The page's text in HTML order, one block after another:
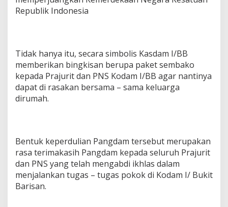
Republik Indonesia
Tidak hanya itu, secara simbolis Kasdam I/BB
memberikan bingkisan berupa paket sembako
kepada Prajurit dan PNS Kodam I/BB agar nantinya
dapat di rasakan bersama – sama keluarga
dirumah.
Bentuk keperdulian Pangdam tersebut merupakan
rasa terimakasih Pangdam kepada seluruh Prajurit
dan PNS yang telah mengabdi ikhlas dalam
menjalankan tugas – tugas pokok di Kodam I/ Bukit
Barisan.